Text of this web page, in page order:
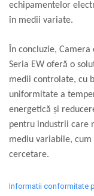
echipamentelor
în medii variate.
În concluzie,
Seria EW oferă o
medii controlate, cu
uniformitate a
energetică și
pentru industrii care
mediu variabile,
cercetare.
Informatii conformitate